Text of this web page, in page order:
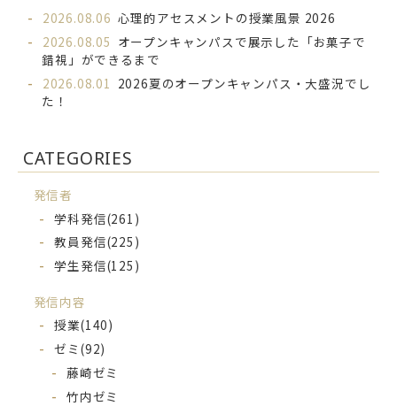
2026.08.06 心理的アセスメントの授業風景 2026
2026.08.05 オープンキャンパスで展示した「お菓子で
錯視」ができるまで
2026.08.01
2026夏のオープンキャンパス・大盛況でし
た！
CATEGORIES
発信者
学科発信(261)
教員発信(225)
学生発信(125)
発信内容
授業(140)
ゼミ(92)
藤崎ゼミ
竹内ゼミ